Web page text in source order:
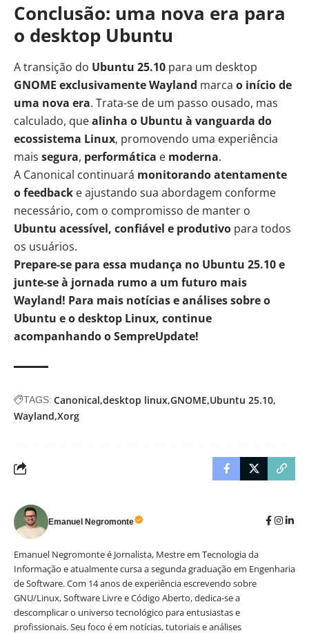
Conclusão: uma nova era para
o desktop Ubuntu
A transição do Ubuntu 25.10 para um desktop
GNOME exclusivamente Wayland marca o início de
uma nova era. Trata-se de um passo ousado, mas
calculado, quealinha o Ubuntu à vanguarda do
ecossistema Linux, promovendo uma experiência
mais segura, performática e moderna.
A Canonical continuará monitorando atentamente
o feedback e ajustando sua abordagem conforme
necessário, com o compromisso de manter o
Ubuntu acessível, confiável e produtivo para todos
os usuários.
Prepare-se para essa mudança no Ubuntu 25.10 e
junte-se à jornada rumo a um futuro mais
Wayland! Para mais notícias e análises sobre o
Ubuntu e o desktop Linux, continue
acompanhando o SempreUpdate!
TAGS: Canonical desktop linux GNOME Ubuntu 25.10
Wayland Xorg
Emanuel Negromonte
Emanuel Negromonte é Jornalista, Mestre em Tecnologia da
Informação e atualmente cursa a segunda graduação em Engenharia
de Software. Com 14 anos de experiência escrevendo sobre
GNU/Linux, Software Livre e Código Aberto, dedica-se a
descomplicar o universo tecnológico para entusiastas e
profissionais. Seu foco é em notícias, tutoriais e análises